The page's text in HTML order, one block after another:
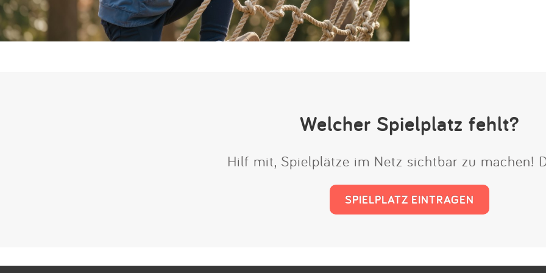
Welcher Spielplatz fehlt?
Hilf mit, Spielplätze im Netz sichtbar zu machen!
SPIELPLATZ EINTRAGEN